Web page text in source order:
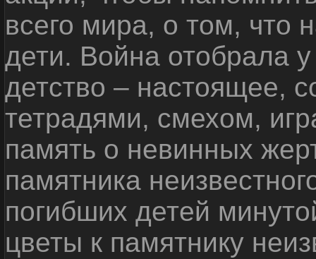
всего мира, о том, что
дети. Война отобрала
детство – настоящее,
тетрадями, смехом,
память о невинных
памятника
погибших детей
цветы к памятнику